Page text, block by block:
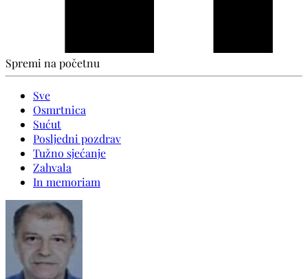
Spremi na početnu
Sve
Osmrtnica
Sućut
Posljedni pozdrav
Tužno sjećanje
Zahvala
In memoriam